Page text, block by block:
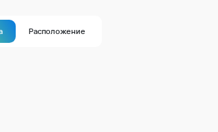
Расположение